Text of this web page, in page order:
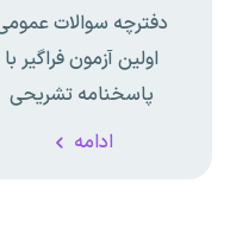
دفترچه سوالات
اولین آزمون فراگیر با
پاسخنامه تشریحی
ادامه